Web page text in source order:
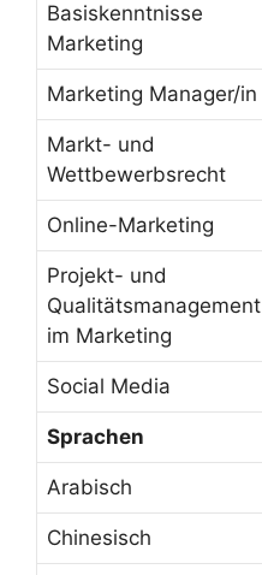
Basiskenntnisse
Marketing
Marketing Manager/in
Markt- und
Wettbewerbsrecht
Online-Marketing
Projekt- und
Qualitätsmanagement
im Marketing
Social Media
Sprachen
Arabisch
Chinesisch